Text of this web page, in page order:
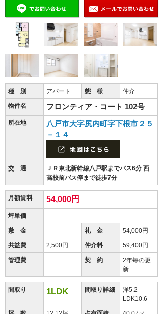
種 別 アパート 態 様 仲介
物件名 フロンティア・コート 102号
所在地
八戸市大字尻内町字下根市２５
－１４
交 通
ＪＲ東北新幹線八戸駅までバス6分 西
高校前バス停まで徒歩7分
月額賃料 54,000円
坪単価
敷 金 礼 金 54,000円
共益費 2,500円 仲介料 59,400円
管理費 契 約
2年毎の更
新
間取り 1LDK 間取り詳細
洋5.2
LDK10.6